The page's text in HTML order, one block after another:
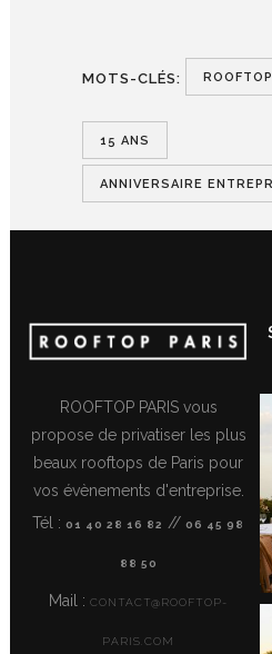
MOTS-CLÉS:
15 ANS
ANNIVERSAIRE
ROOFTOP PARIS vous
propose de privatiser les plus
beaux rooftops de Paris pour
vos évènements d'entreprise.
Tél : 01 40 28 16 82 // 06 45 98
88 50
Mail : CONTACT@ROOFTOP-
PARIS.COM